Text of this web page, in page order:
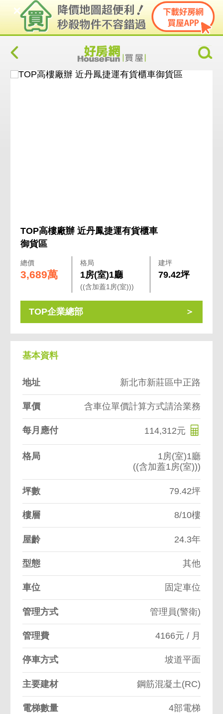
TOP高樓廠辦 近丹鳳捷運有貨櫃車
御貨區
總價
3,689萬
格局
1房(室)1廳
((含加蓋1房(室)))
建坪
79.42坪
TOP企業總部
基本資料
地址 新北市新莊區中正路
單價 含車位單價計算方式請洽業務
每月應付 114,312元
格局
1房(室)1廳
((含加蓋1房(室)))
坪數 79.42坪
樓層 8/10樓
屋齡 24.3年
型態 其他
車位 固定車位
管理方式 管理員(警衛)
管理費 4166元 / 月
停車方式 坡道平面
主要建材 鋼筋混凝土(RC)
電梯數量 4部電梯